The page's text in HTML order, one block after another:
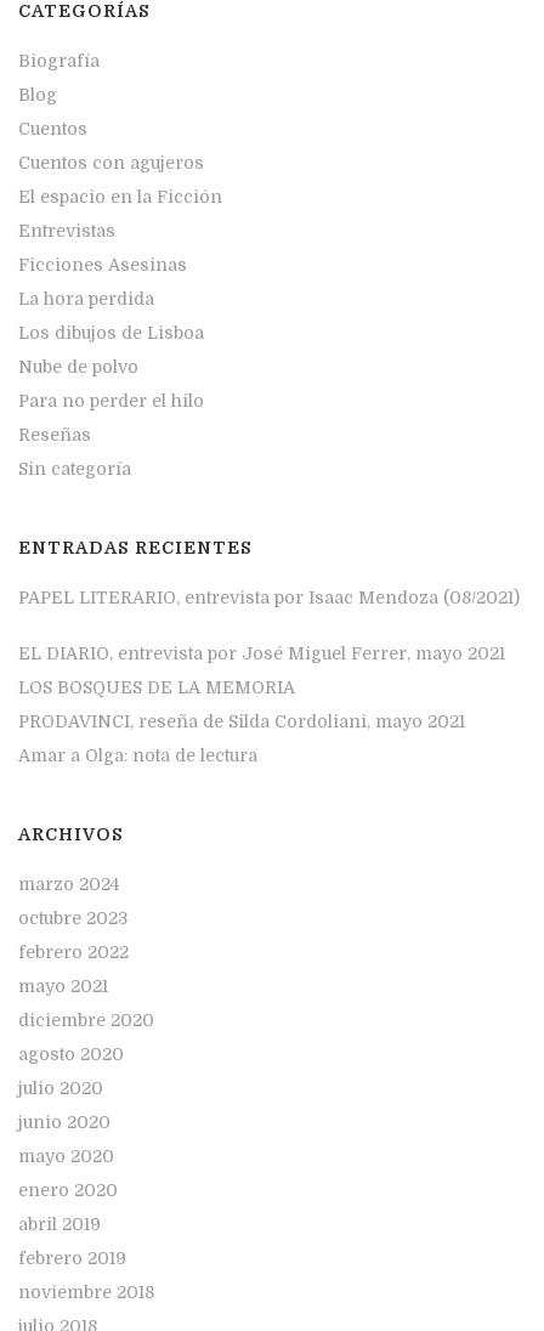
CATEGORÍAS
Biografía
Blog
Cuentos
Cuentos con agujeros
El espacio en la Ficción
Entrevistas
Ficciones Asesinas
La hora perdida
Los dibujos de Lisboa
Nube de polvo
Para no perder el hilo
Reseñas
Sin categoría
ENTRADAS RECIENTES
PAPEL LITERARIO, entrevista por Isaac Mendoza (08/2021)
EL DIARIO, entrevista por José Miguel Ferrer, mayo 2021
LOS BOSQUES DE LA MEMORIA
PRODAVINCI, reseña de Silda Cordoliani, mayo 2021
Amar a Olga: nota de lectura
ARCHIVOS
marzo 2024
octubre 2023
febrero 2022
mayo 2021
diciembre 2020
agosto 2020
julio 2020
junio 2020
mayo 2020
enero 2020
abril 2019
febrero 2019
noviembre 2018
julio 2018